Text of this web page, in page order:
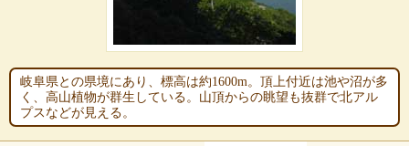
岐阜県との県境にあり、標高は約1600m。頂上付近は池や沼が多
く、高山植物が群生している。山頂からの眺望も抜群で北アル
プスなどが見える。